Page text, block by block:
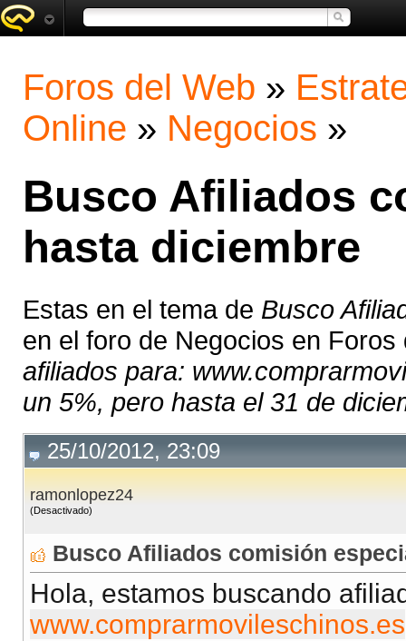
Foros del Web »
Online » Negocios »
Busco Afiliados
hasta diciembre
Estas en el tema de Busco
en el foro de Negocios en
afiliados para:
un 5%, pero hasta el 31 de
25/10/2012, 23:09
ramonlopez24
(Desactivado)
Busco Afiliados comisión
Hola, estamos buscando
www.comprarmovileschinos.es